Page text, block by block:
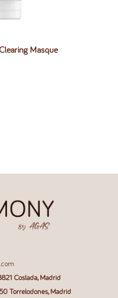
Masque
Coslada, Madrid
Torrelodones, Madrid